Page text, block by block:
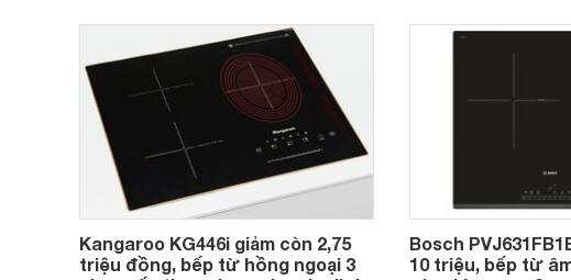
đơn vị phân phối với mức giá khá dễ
tiếp cận, thu hút sự quan tâm của
nhiều người tiêu dùng.
gia đình.
Kangaroo KG446i giảm còn 2,75
triệu đồng, bếp từ hồng ngoại 3
Bosch
10 triệu, bếp từ